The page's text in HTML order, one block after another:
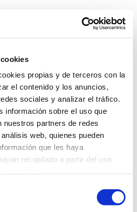
propias y de terceros con la
el contenido y los anuncios,
sociales y analizar el tráfico.
información sobre el uso que
nuestros partners de redes
web, quienes pueden
que les haya
recopilado a partir del uso